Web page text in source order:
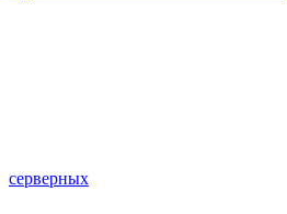
серверных